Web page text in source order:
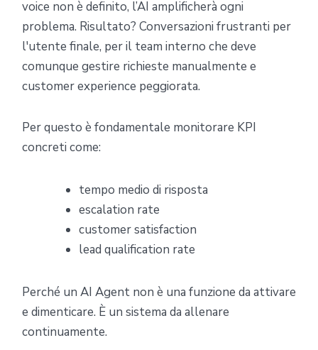
voice non è definito, l’AI amplificherà ogni
problema. Risultato? Conversazioni frustranti per
l'utente finale, per il team interno che deve
comunque gestire richieste manualmente e
customer experience peggiorata.
Per questo è fondamentale monitorare KPI
concreti come:
tempo medio di risposta
escalation rate
customer satisfaction
lead qualification rate
Perché un AI Agent non è una funzione da attivare
e dimenticare. È un sistema da allenare
continuamente.